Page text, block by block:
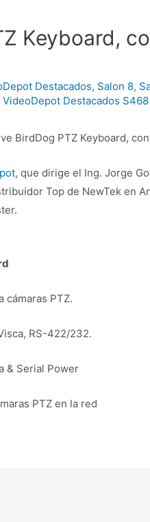
Keyboard,
Destacados, Salon 8,
VideoDepot Destacados S468
BirdDog PTZ Keyboard,
, que dirige el Ing. Jorge
Top de NewTek en
cámaras PTZ.
RS-422/232.
& Serial Power
PTZ en la red